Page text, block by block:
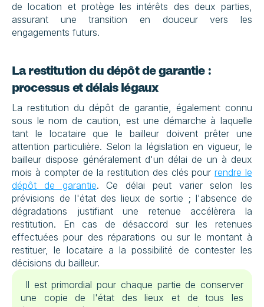
de location et protège les intérêts des deux parties,
assurant une transition en douceur vers les
engagements futurs.
La restitution du dépôt de garantie :
processus et délais légaux
La restitution du dépôt de garantie, également connu
sous le nom de caution, est une démarche à laquelle
tant le locataire que le bailleur doivent prêter une
attention particulière. Selon la législation en vigueur, le
bailleur dispose généralement d'un délai de un à deux
mois à compter de la restitution des clés pour rendre le
dépôt de garantie. Ce délai peut varier selon les
prévisions de l'état des lieux de sortie ; l'absence de
dégradations justifiant une retenue accélèrera la
restitution. En cas de désaccord sur les retenues
effectuées pour des réparations ou sur le montant à
restituer, le locataire a la possibilité de contester les
décisions du bailleur.
une copie de l'état des lieux et de tous les